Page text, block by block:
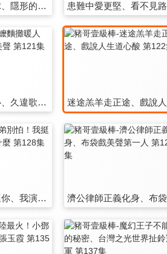
扭轉人生的氣球、隱形的銷售歌后 第115集
阿嬤麵攤暖人心、久違歌王現美聲 第121集
兄弟別怕！我挺你、我演什麼像什麼 第128集